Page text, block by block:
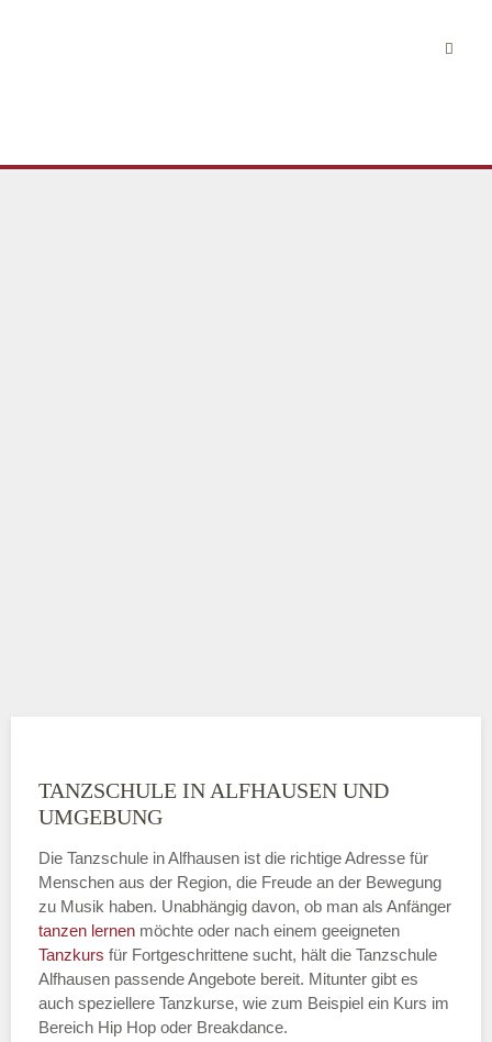
TANZSCHULE IN ALFHAUSEN UND
UMGEBUNG
Die Tanzschule in Alfhausen ist die richtige Adresse für
Menschen aus der Region, die Freude an der Bewegung
zu Musik haben. Unabhängig davon, ob man als Anfänger
tanzen lernen möchte oder nach einem geeigneten
Tanzkurs für Fortgeschrittene sucht, hält die Tanzschule
Alfhausen passende Angebote bereit. Mitunter gibt es
auch speziellere Tanzkurse, wie zum Beispiel ein Kurs im
Bereich Hip Hop oder Breakdance.